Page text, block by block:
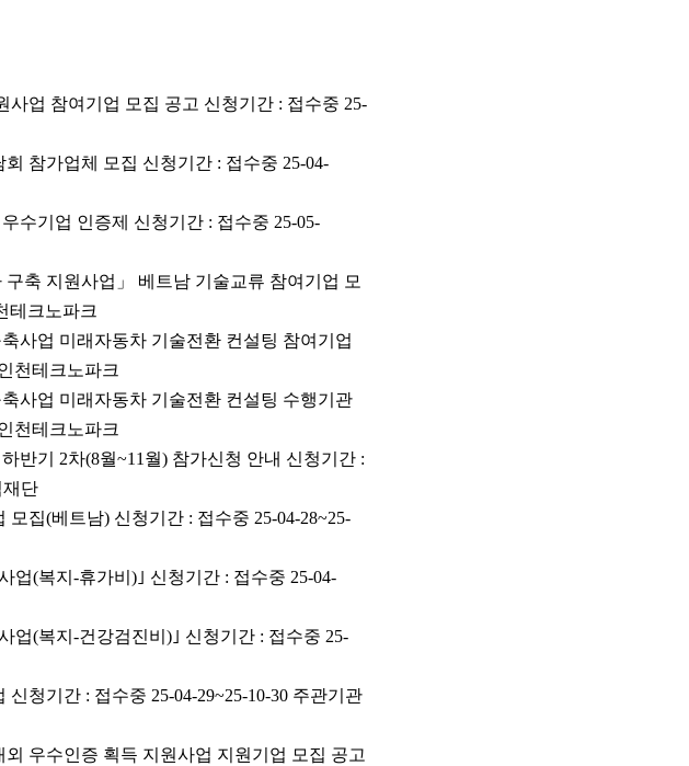
사업 참여기업 모집 공고 신청기간 : 접수중 25-
참가업체 모집 신청기간 : 접수중 25-04-
수기업 인증제 신청기간 : 접수중 25-05-
축 지원사업」 베트남 기술교류 참여기업 모
테크노파크
사업 미래자동차 기술전환 컨설팅 참여기업
천테크노파크
사업 미래자동차 기술전환 컨설팅 수행기관
천테크노파크
반기 2차(8월~11월) 참가신청 안내 신청기간 :
재단
집(베트남) 신청기간 : 접수중 25-04-28~25-
업(복지-휴가비)｣ 신청기간 : 접수중 25-04-
업(복지-건강검진비)｣ 신청기간 : 접수중 25-
청기간 : 접수중 25-04-29~25-10-30 주관기관
우수인증 획득 지원사업 지원기업 모집 공고